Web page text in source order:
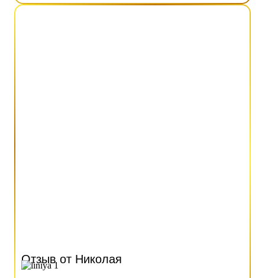
Отзыв от Николая